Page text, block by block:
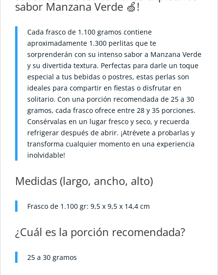
sabor Manzana Verde 🍏!
Cada frasco de 1.100 gramos contiene
aproximadamente 1.300 perlitas que te
sorprenderán con su intenso sabor a Manzana Verde
y su divertida textura. Perfectas para darle un toque
especial a tus bebidas o postres, estas perlas son
ideales para compartir en fiestas o disfrutar en
solitario. Con una porción recomendada de 25 a 30
gramos, cada frasco ofrece entre 28 y 35 porciones.
Consérvalas en un lugar fresco y seco, y recuerda
refrigerar después de abrir. ¡Atrévete a probarlas y
transforma cualquier momento en una experiencia
inolvidable!
Medidas (largo, ancho, alto)
Frasco de 1.100 gr: 9,5 x 9,5 x 14,4 cm
¿Cuál es la porción recomendada?
25 a 30 gramos